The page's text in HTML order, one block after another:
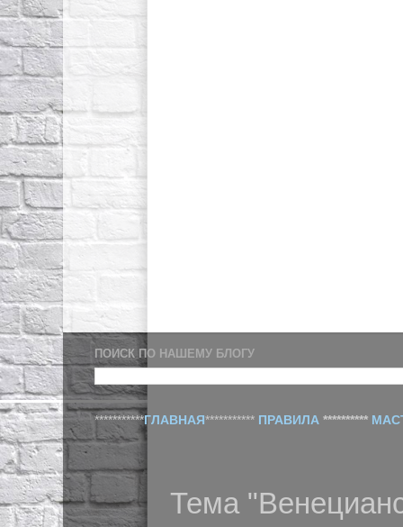
ПОИСК ПО НАШЕМУ БЛОГУ
***********ГЛАВНАЯ*********** ПРАВИЛА **********
Тема